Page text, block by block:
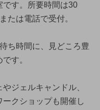
です。所要時間は30
たは電話で受付。
ち時間に、見どころ豊
す。
ジェルキャンドル、
クショップも開催し